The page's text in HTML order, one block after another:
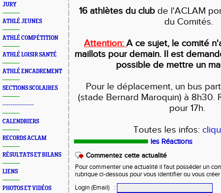
JURY
ATHLÉ JEUNES
ATHLÉ COMPÉTITION
ATHLÉ LOISIR SANTÉ
ATHLÉ ENCADREMENT
SECTIONS SCOLAIRES
----------------
CALENDRIERS
RECORDS ACLAM
RÉSULTATS ET BILANS
LIENS
PHOTOS ET VIDÉOS
16 athlètes du club de l'ACLAM
du Comités.
Attention:A ce sujet, le comité
maillots pour demain. Il est
possible de mettre un
Pour le déplacement, un bus
(stade Bernard Maroquin) à 8h30.
pour 17h.
Toutes les infos:
les Réactions
Commentez cette actualité
Pour commenter une actualité il faut posséder un
rubrique ci-dessous pour vous identifier ou vous
Login (Email)
: